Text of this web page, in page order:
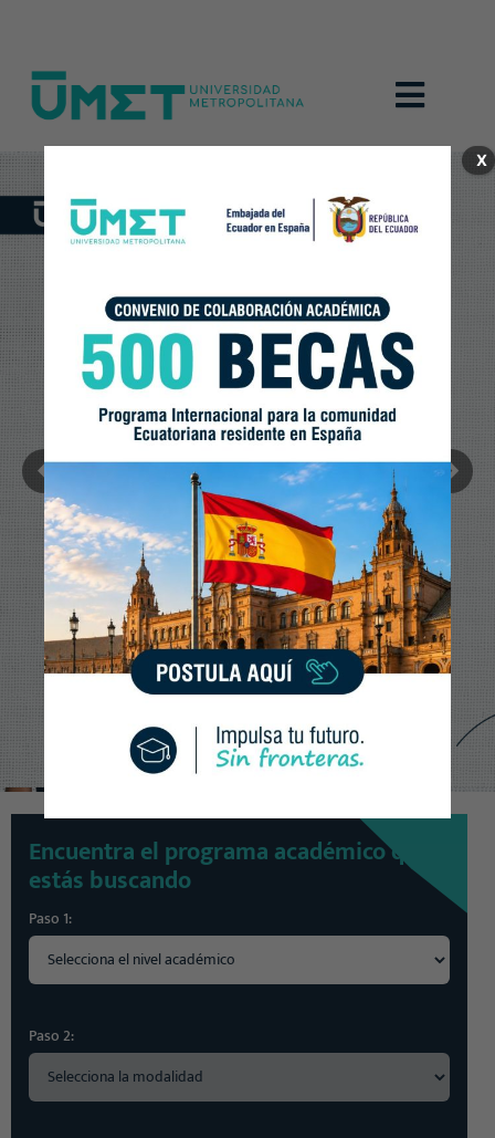
Clic para WhatsApp
Encuentra el programa académico que
estás buscando
Paso 1:
Paso 2:
X